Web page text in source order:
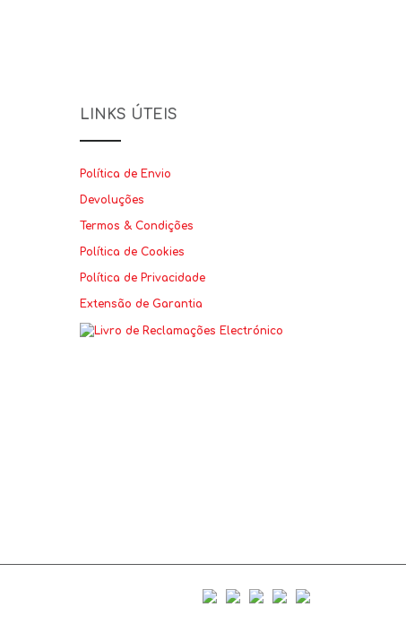
LINKS ÚTEIS
Política de Envio
Devoluções
Termos & Condições
Política de Cookies
Política de Privacidade
Extensão de Garantia